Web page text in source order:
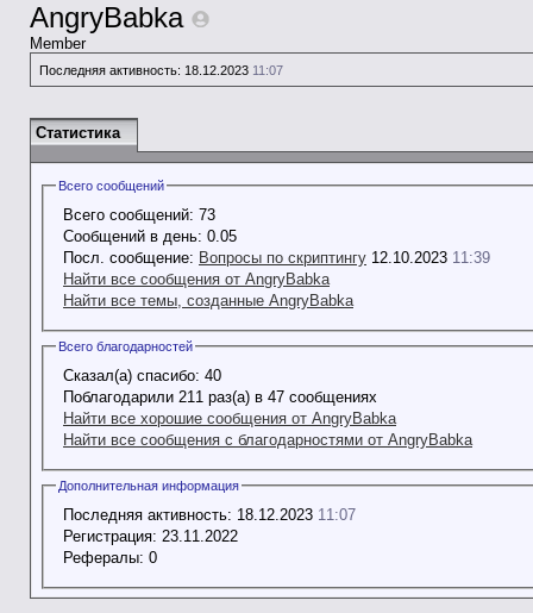
AngryBabka
Member
Последняя активность: 18.12.2023 11:07
Статистика
Всего сообщений
Всего сообщений: 73
Сообщений в день: 0.05
Посл. сообщение: Вопросы по скриптингу 12.10.2023 11:39
Найти все сообщения от AngryBabka
Найти все темы, созданные AngryBabka
Всего благодарностей
Сказал(а) спасибо: 40
Поблагодарили 211 раз(а) в 47 сообщениях
Найти все хорошие сообщения от AngryBabka
Найти все сообщения с благодарностями от AngryBabka
Дополнительная информация
Последняя активность: 18.12.2023 11:07
Регистрация: 23.11.2022
Рефералы: 0